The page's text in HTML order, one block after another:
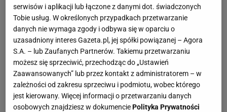
serwisów i aplikacji lub łączone z danymi dot. świadczonych
Tobie usług. W określonych przypadkach przetwarzanie
danych nie wymaga zgody i odbywa się w oparciu o
uzasadniony interes Gazeta.pl, jej spółki powiązanej – Agora
S.A. – lub Zaufanych Partnerów. Takiemu przetwarzaniu
możesz się sprzeciwić, przechodząc do „Ustawień
Zaawansowanych” lub przez kontakt z administratorem – w
zależności od zakresu sprzeciwu i podmiotu, wobec którego
jest kierowany. Więcej informacji o przetwarzaniu danych
osobowych znajdziesz w dokumenciePolityka Prywatności